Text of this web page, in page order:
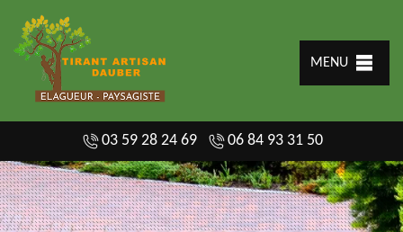
MENU
03 59 28 24 69 06 84 93 31 50